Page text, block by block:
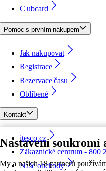
Nastavení soukromí
My a našich 18 partnerů
Clubcard
Pomoc s prvním nákupem
Jak nakupovat
Registrace
Rezervace času
Oblíbené
Kontakt
itesco.cz
Zákaznické centrum - 800
Naše obchody